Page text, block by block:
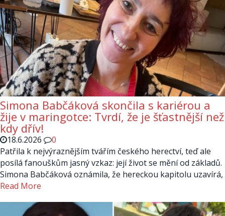
Simona Babčáková skončila s kariérou a
žije v maringotce: Tvrdí, že je šťastnější než
kdy dřív!
18.6.2026
0
Patřila k nejvýraznějším tvářím českého herectví, teď ale
posílá fanouškům jasný vzkaz: její život se mění od základů.
Simona Babčáková oznámila, že hereckou kapitolu uzavírá,
Read More